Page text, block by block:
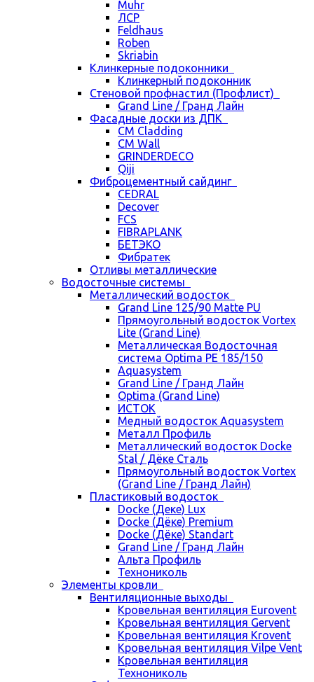
Muhr
ЛСР
Feldhaus
Roben
Skriabin
Клинкерные подоконники
Клинкерный подоконник
Стеновой профнастил (Профлист)
Grand Line / Гранд Лайн
Фасадные доски из ДПК
CM Cladding
CM Wall
GRINDERDECO
Qiji
Фиброцементный сайдинг
CEDRAL
Decover
FCS
FIBRAPLANK
БЕТЭКО
Фибратек
Отливы металлические
Водосточные системы
Металлический водосток
Grand Line 125/90 Matte PU
Прямоугольный водосток Vortex
Lite (Grand Line)
Металлическая Водосточная
система Optima PE 185/150
Aquasystem
Grand Line / Гранд Лайн
Optima (Grand Line)
ИСТОК
Медный водосток Aquasystem
Металл Профиль
Металлический водосток Docke
Stal / Дёке Сталь
Прямоугольный водосток Vortex
(Grand Line / Гранд Лайн)
Пластиковый водосток
Docke (Деке) Lux
Docke (Дёке) Premium
Docke (Дёке) Standart
Grand Line / Гранд Лайн
Альта Профиль
Технониколь
Элементы кровли
Вентиляционные выходы
Кровельная вентиляция Eurovent
Кровельная вентиляция Gervent
Кровельная вентиляция Krovent
Кровельная вентиляция Vilpe Vent
Кровельная вентиляция
Технониколь